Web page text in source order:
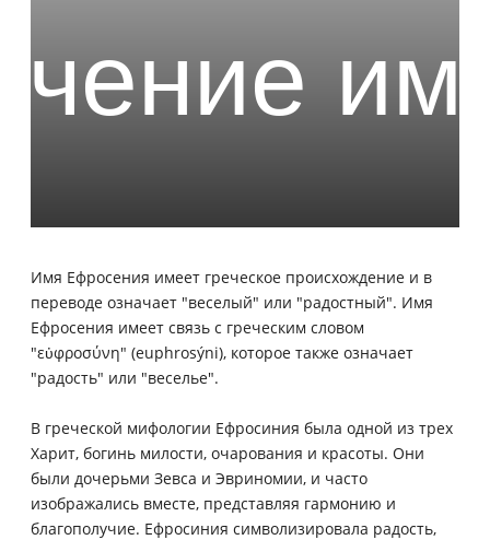
Имя Ефросения имеет греческое происхождение и в
переводе означает "веселый" или "радостный". Имя
Ефросения имеет связь с греческим словом
"εὐφροσύνη" (euphrosýni), которое также означает
"радость" или "веселье".
В греческой мифологии Ефросиния была одной из трех
Харит, богинь милости, очарования и красоты. Они
были дочерьми Зевса и Эвриномии, и часто
изображались вместе, представляя гармонию и
благополучие. Ефросиния символизировала радость,